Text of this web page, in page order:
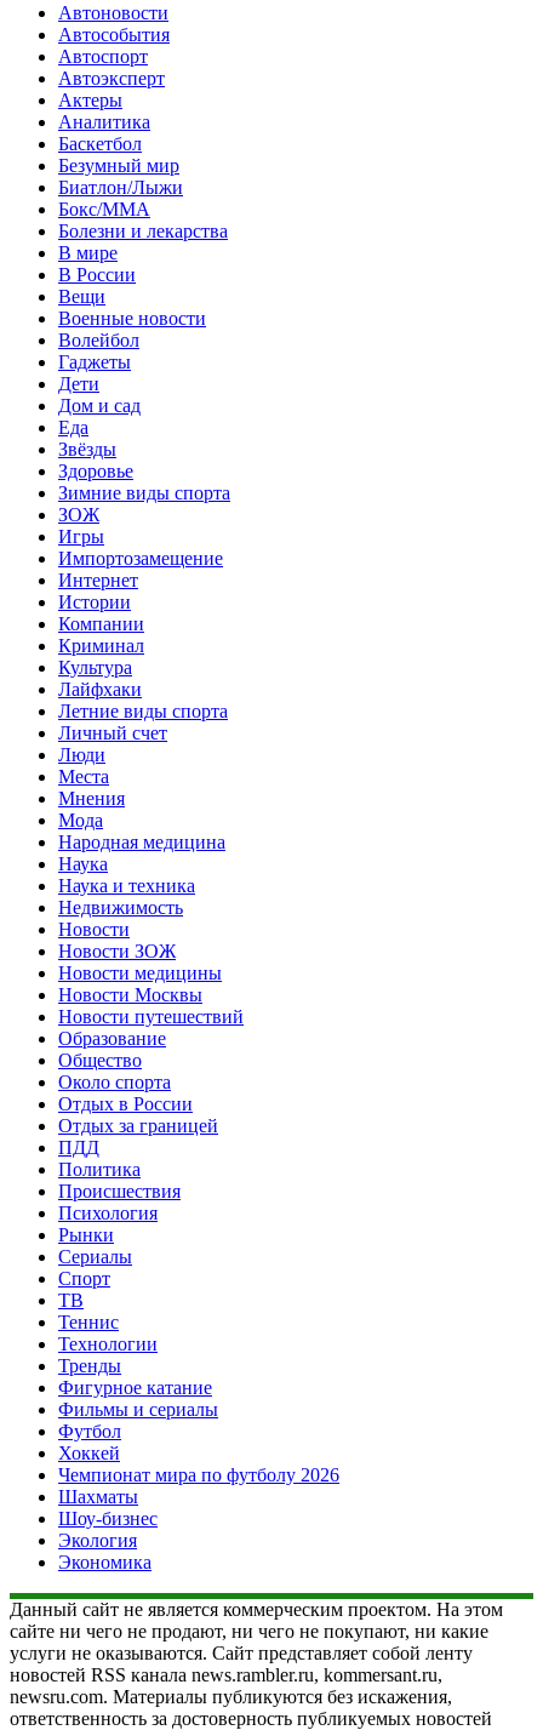
Автоновости
Автособытия
Автоспорт
Автоэксперт
Актеры
Аналитика
Баскетбол
Безумный мир
Биатлон/Лыжи
Бокс/MMA
Болезни и лекарства
В мире
В России
Вещи
Военные новости
Волейбол
Гаджеты
Дети
Дом и сад
Еда
Звёзды
Здоровье
Зимние виды спорта
ЗОЖ
Игры
Импортозамещение
Интернет
Истории
Компании
Криминал
Культура
Лайфхаки
Летние виды спорта
Личный счет
Люди
Места
Мнения
Мода
Народная медицина
Наука
Наука и техника
Недвижимость
Новости
Новости ЗОЖ
Новости медицины
Новости Москвы
Новости путешествий
Образование
Общество
Около спорта
Отдых в России
Отдых за границей
ПДД
Политика
Происшествия
Психология
Рынки
Сериалы
Спорт
ТВ
Теннис
Технологии
Тренды
Фигурное катание
Фильмы и сериалы
Футбол
Хоккей
Чемпионат мира по футболу 2026
Шахматы
Шоу-бизнес
Экология
Экономика
Данный сайт не является коммерческим проектом. На этом
сайте ни чего не продают, ни чего не покупают, ни какие
услуги не оказываются. Сайт представляет собой ленту
новостей RSS канала news.rambler.ru, kommersant.ru,
newsru.com. Материалы публикуются без искажения,
ответственность за достоверность публикуемых новостей